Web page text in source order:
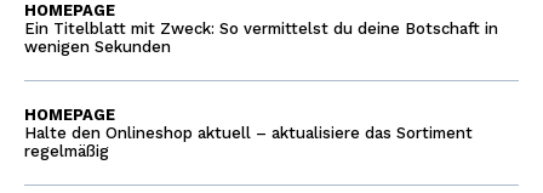
Ein Titelblatt mit Zweck: So vermittelst du deine Botschaft in
wenigen Sekunden
HOMEPAGE
Halte den Onlineshop aktuell – aktualisiere das Sortiment
regelmäßig
HOMEPAGE